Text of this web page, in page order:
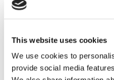
This website uses cookies
We use cookies to
provide social media
Articoli dedicati a inglese
Articoli con tips e new